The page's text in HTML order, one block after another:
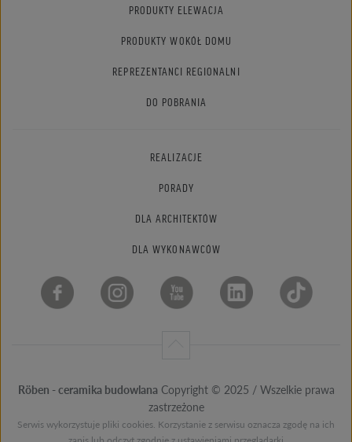
PRODUKTY ELEWACJA
PRODUKTY WOKÓŁ DOMU
REPREZENTANCI REGIONALNI
DO POBRANIA
REALIZACJE
PORADY
DLA ARCHITEKTÓW
DLA WYKONAWCÓW
Röben - ceramika budowlana Copyright © 2025 / Wszelkie prawa
zastrzeżone
Serwis wykorzystuje pliki cookies. Korzystanie z serwisu oznacza zgodę na ich